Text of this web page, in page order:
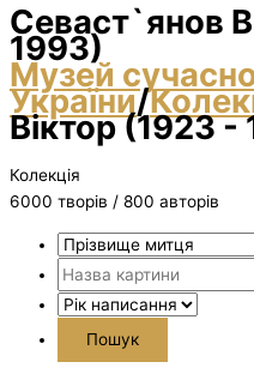
Севаст`янов
1993)
Музей
України/
Віктор (1923 -
Колекція
6000 творiв / 800 авторів